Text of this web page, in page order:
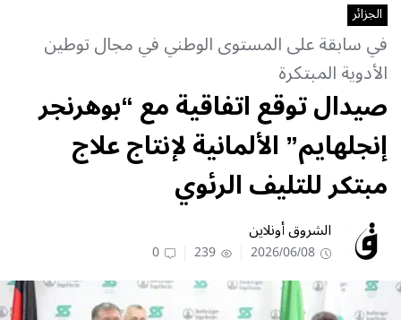
الجزائر
في سابقة على المستوى الوطني في مجال توطين
الأدوية المبتكرة
صيدال توقع اتفاقية مع “بوهرنجر
إنجلهايم” الألمانية لإنتاج علاج
مبتكر للتليف الرئوي
الشروق أونلاين
2026/06/08
239
0